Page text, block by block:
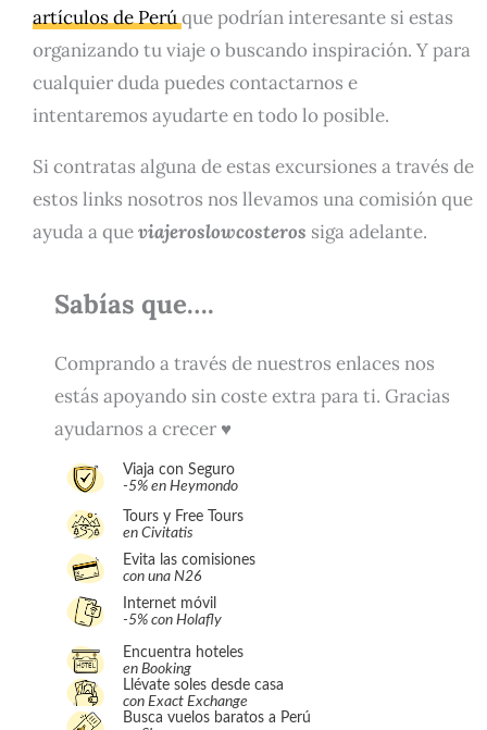
artículos de Perúque podrían interesante si estas
organizando tu viaje o buscando inspiración. Y para
cualquier duda puedes contactarnos e
intentaremos ayudarte en todo lo posible.
Si contratas alguna de estas excursiones a través de
estos links nosotros nos llevamos una comisión que
ayuda a queviajeroslowcosteros siga adelante.
Sabías que….
Comprando a través de nuestros enlaces nos
estás apoyando sin coste extra para ti. Gracias
ayudarnos a crecer ♥
Viaja con Seguro
-5% en Heymondo
Tours y Free Tours
en Civitatis
Evita las comisiones
con una N26
Internet móvil
-5% con Holafly
Encuentra hoteles
en Booking
Llévate soles desde casa
con Exact Exchange
Busca vuelos baratos a Perú